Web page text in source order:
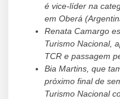
é vice-líder na
em Oberá
Renata Camargo
Turismo Nacional,
TCR e passagem
Bia Martins, que
próximo final de
Turismo Nacional